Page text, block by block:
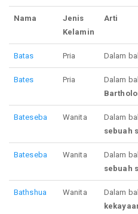
Nama
Jenis
Kelamin
Arti
Batas Pria Dalam
Bates Pria Dalam
Bateseba Wanita Dalam
sebuah
Bateseba Wanita Dalam
sebuah
Bathshua Wanita Dalam